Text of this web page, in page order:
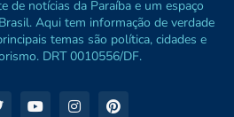
de notícias da Paraíba e um espaço
Aqui tem informação de verdade
temas são política, cidades e
DRT 0010556/DF.